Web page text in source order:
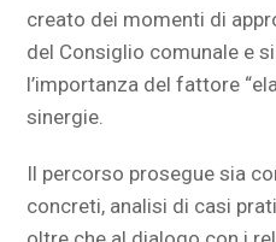
creato dei momenti di
del Consiglio comunale e
l’importanza del fattore
sinergie.
Il percorso prosegue sia
concreti, analisi di casi